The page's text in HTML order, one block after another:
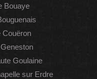
Bouaye
Couëron
Goulaine
sur Erdre